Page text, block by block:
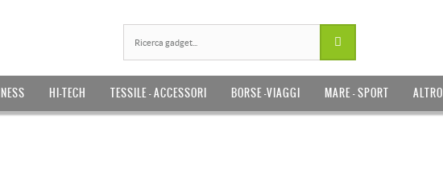
HI-TECH TESSILE - ACCESSORI BORSE -VIAGGI MARE - SPORT ALTRO